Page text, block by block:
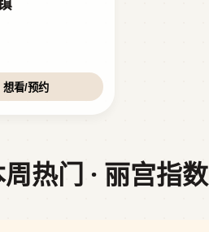
想看/预约
热门 · 丽宫指数